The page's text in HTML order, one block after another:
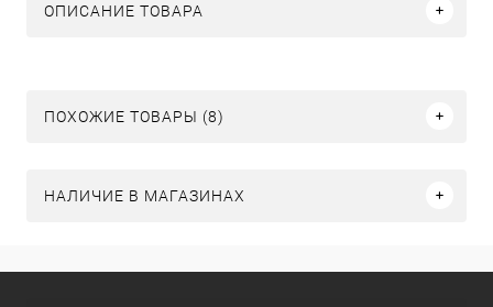
ОПИСАНИЕ ТОВАРА
ПОХОЖИЕ ТОВАРЫ (8)
НАЛИЧИЕ В МАГАЗИНАХ